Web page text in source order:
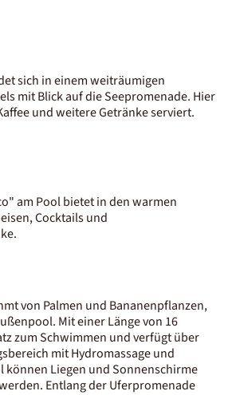
sich in einem weiträumigen
mit Blick auf die Seepromenade. Hier
und weitere Getränke serviert.
am Pool bietet in den warmen
Cocktails und
von Palmen und Bananenpflanzen,
Mit einer Länge von 16
zum Schwimmen und verfügt über
mit Hydromassage und
können Liegen und Sonnenschirme
Entlang der Uferpromenade